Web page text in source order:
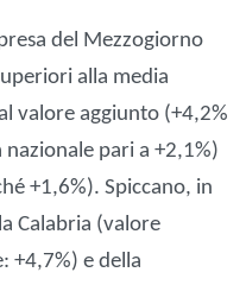
del Mezzogiorno
alla media
valore aggiunto (+4,2%
pari a +2,1%)
+1,6%). Spiccano, in
Calabria (valore
+4,7%) e della